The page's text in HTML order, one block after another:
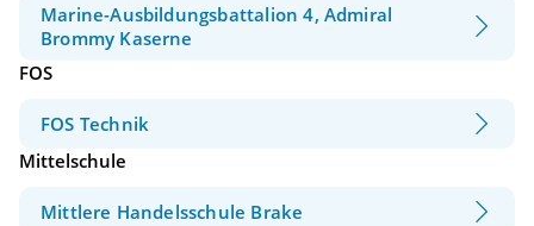
Marine-Ausbildungsbattalion 4, Admiral
Brommy Kaserne
FOS
FOS Technik
Mittelschule
Mittlere Handelsschule Brake